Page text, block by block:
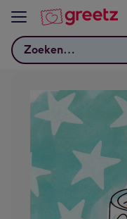
Bekijk meer
Zoeken